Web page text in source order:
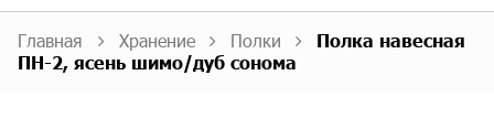
Главная Хранение Полки
Полка навесная
ПН-2, ясень шимо/дуб сонома